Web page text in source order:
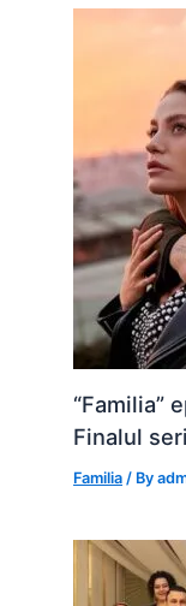
“Familia”
Finalul
Familia / By